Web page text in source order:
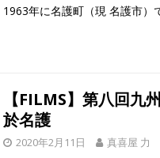
1963年に名護町（現 名護市）
【FILMS】第八回九
於名護
2020年2月11日 真喜屋 力